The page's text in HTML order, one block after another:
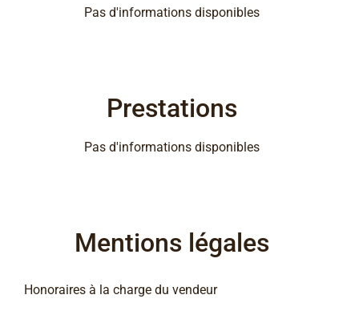
Pas d'informations disponibles
Prestations
Pas d'informations disponibles
Mentions légales
Honoraires à la charge du vendeur